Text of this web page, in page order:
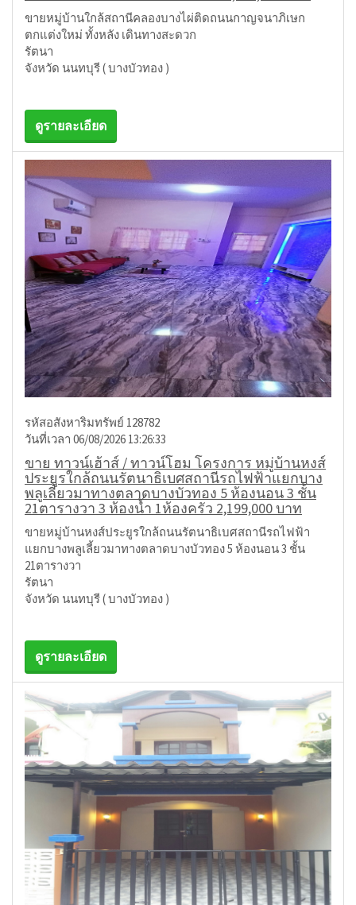
ขายหมู่บ้านใกล้สถานีคลองบางไผ่ติดถนนกาญจนาภิเษก
ตกแต่งใหม่ ทั้งหลัง เดินทางสะดวก
รัตนา
จังหวัด นนทบุรี ( บางบัวทอง )
ดูรายละเอียด
รหัสอสังหาริมทรัพย์ 128782
วันที่เวลา 06/08/2026 13:26:33
ขาย ทาวน์เฮ้าส์ / ทาวน์โฮม โครงการ หมู่บ้านหงส์
ประยูรใกล้ถนนรัตนาธิเบศสถานีรถไฟฟ้าแยกบาง
พลูเลี้ยวมาทางตลาดบางบัวทอง 5 ห้องนอน 3 ชั้น
21ตารางวา 3 ห้องน้ำ 1ห้องครัว 2,199,000 บาท
ขายหมู่บ้านหงส์ประยูรใกล้ถนนรัตนาธิเบศสถานีรถไฟฟ้า
แยกบางพลูเลี้ยวมาทางตลาดบางบัวทอง 5 ห้องนอน 3 ชั้น
21ตารางวา
รัตนา
จังหวัด นนทบุรี ( บางบัวทอง )
ดูรายละเอียด